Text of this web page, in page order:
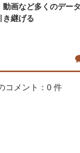
動画など多くのデータ
き継げる
コメント：0 件